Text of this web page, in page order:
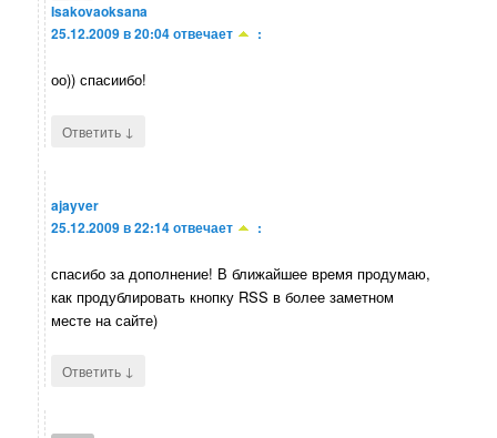
Isakovaoksana
25.12.2009 в 20:04отвечает :
оо)) спасиибо!
Ответить ↓
ajayver
25.12.2009 в 22:14отвечает :
спасибо за дополнение! В ближайшее время продумаю,
как продублировать кнопку RSS в более заметном
месте на сайте)
Ответить ↓